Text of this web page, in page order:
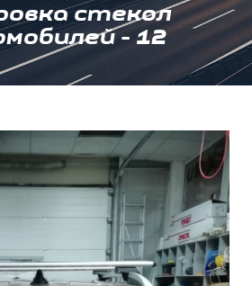
стекол
- 12